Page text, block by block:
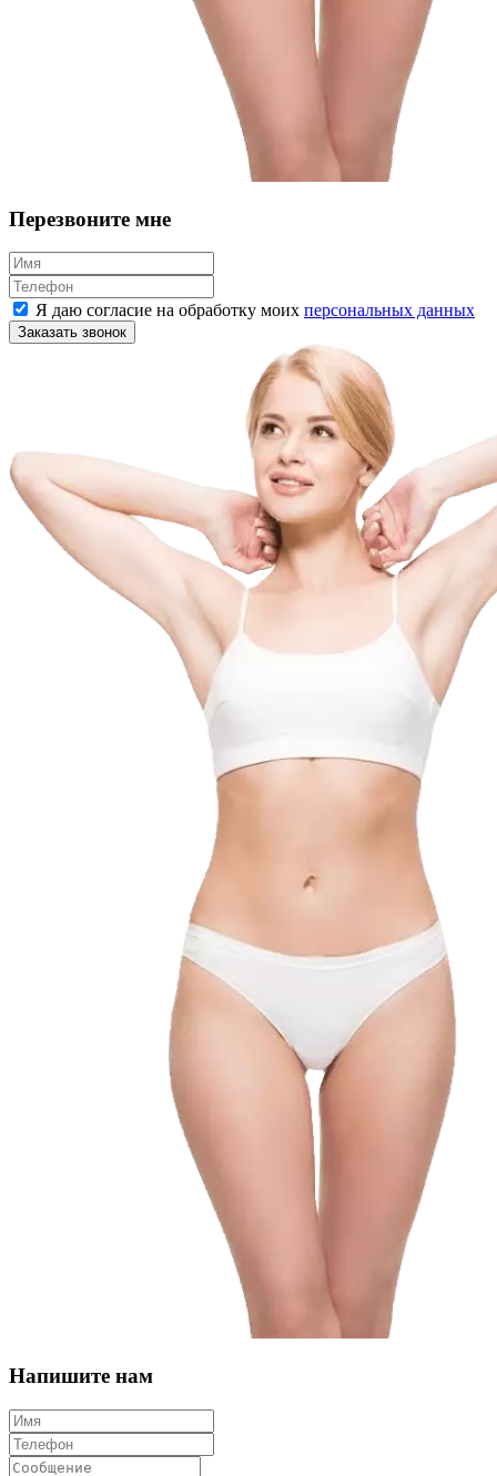
Перезвоните мне
Я даю согласие на обработку моих персональных данных
Заказать звонок
Напишите нам